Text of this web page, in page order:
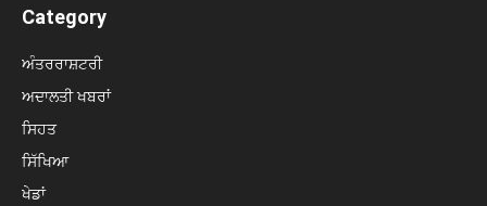
Category
ਅੰਤਰਰਾਸ਼ਟਰੀ
ਅਦਾਲਤੀ ਖਬਰਾਂ
ਸਿਹਤ
ਸਿੱਖਿਆ
ਖੇਡਾਂ